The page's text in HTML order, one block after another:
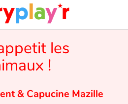
les
!
&Capucine Mazille